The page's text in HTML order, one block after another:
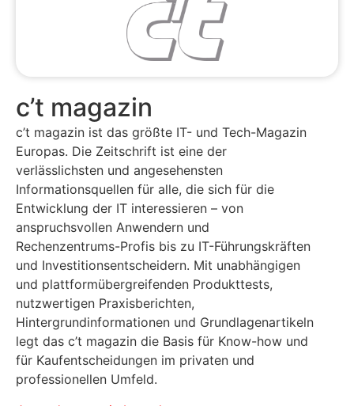
c’t magazin
c’t magazin ist das größte IT- und Tech-Magazin
Europas. Die Zeitschrift ist eine der
verlässlichsten und angesehensten
Informationsquellen für alle, die sich für die
Entwicklung der IT interessieren – von
anspruchsvollen Anwendern und
Rechenzentrums-Profis bis zu IT-Führungskräften
und Investitionsentscheidern. Mit unabhängigen
und plattformübergreifenden Produkttests,
nutzwertigen Praxisberichten,
Hintergrundinformationen und Grundlagenartikeln
legt das c’t magazin die Basis für Know-how und
für Kaufentscheidungen im privaten und
professionellen Umfeld.